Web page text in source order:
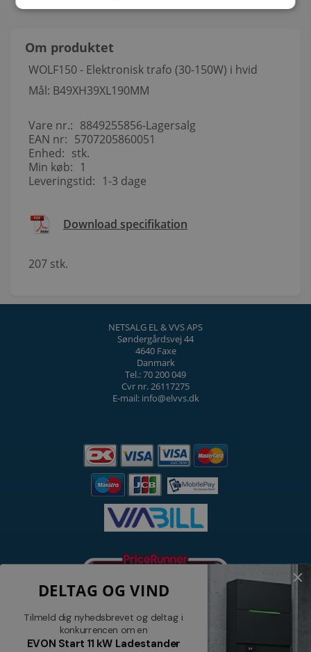
Om produktet
WOLF150 - Elektronisk trafo (30-150W) i hvid
Mål: B49XH39XL190MM
Vare nr.: 8849255856-Lagersalg
EAN nr: 5707205860051
Enhed: stk.
Min køb: 1
Leveringstid: 1-3 dage
Download specifikation
207 stk.
NETSALG EL & VVS APS
Søndergårdsvej 44
4640 Faxe
Danmark
Tel.: 70 200 049
Cvr nr. 26117275
E-mail: info@elvvs.dk
DELTAG OG VIND
Tilmeld dig nyhedsbrevet og deltag i
konkurrencen om en
EVON Start 11 kW Ladestander